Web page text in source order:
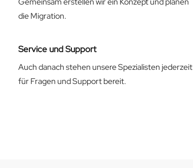
die Migration.
Service und Support
Auch danach stehen unsere Spezialisten jederzeit
für Fragen und Support bereit.